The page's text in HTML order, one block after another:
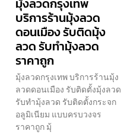
บริการร้านมุ้งลวด
ดอนเมือง รับติดมุ้ง
ลวด รับทำมุ้งลวด
ราคาถูก
มุ้งลวดกรุงเทพ บริการร้านมุ้ง
ลวดดอนเมือง รับติดตั้งมุ้งลวด
รับทำมุ้งลวด รับติดตั้งกระจก
อลูมิเนียม แบบครบวงจร
ราคาถูก มุ้